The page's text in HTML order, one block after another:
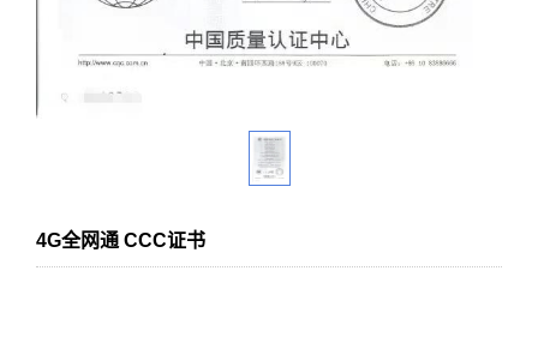
4G全网通 CCC证书